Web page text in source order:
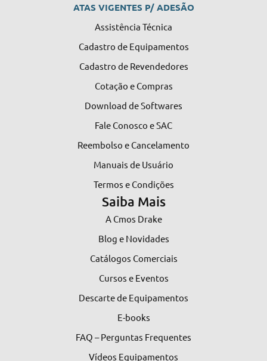
ATAS VIGENTES P/ ADESÃO
Assistência Técnica
Cadastro de Equipamentos
Cadastro de Revendedores
Cotação e Compras
Download de Softwares
Fale Conosco e SAC
Reembolso e Cancelamento
Manuais de Usuário
Termos e Condições
Saiba Mais
A Cmos Drake
Blog e Novidades
Catálogos Comerciais
Cursos e Eventos
Descarte de Equipamentos
E-books
FAQ – Perguntas Frequentes
Vídeos Equipamentos